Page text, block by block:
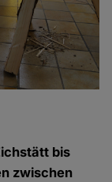
bis
zwischen